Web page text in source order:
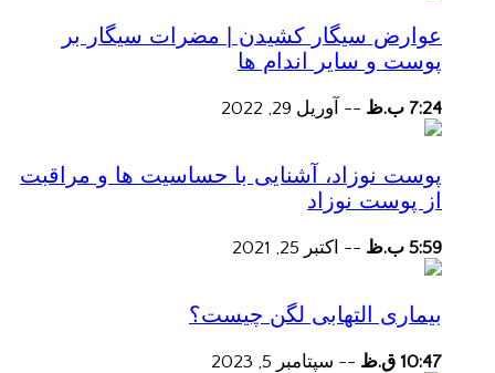
عوارض سیگار کشیدن | مضرات سیگار بر
پوست و سایر اندام ها
7:24 ب.ظ -- آوریل 29, 2022
پوست نوزاد، آشنایی با حساسیت ها و مراقبت
از پوست نوزاد
5:59 ب.ظ -- اکتبر 25, 2021
بیماری التهابی لگن چیست؟
10:47 ق.ظ -- سپتامبر 5, 2023